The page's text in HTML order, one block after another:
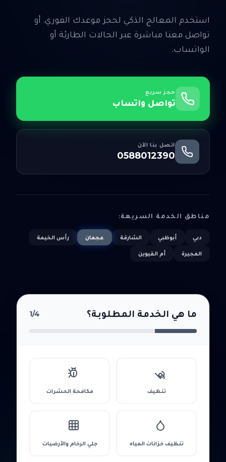
استخدم المعالج الذكي لحجز موعدك الفوري. أو
تواصل معنا مباشرة عبر الحالات الطارئة أو
الواتساب.
حجز سريع
تواصل واتساب
اتصل بنا الآن
0588012390
مناطق الخدمة السريعة:
دبي أبوظبي الشارقة عجمان رأس الخيمة
الفجيرة أم القيوين
ما هي الخدمة المطلوبة؟ 1/4
تنظيف مكافحة الحشرات
تنظيف خزانات المياه جلي الرخام والأرضيات